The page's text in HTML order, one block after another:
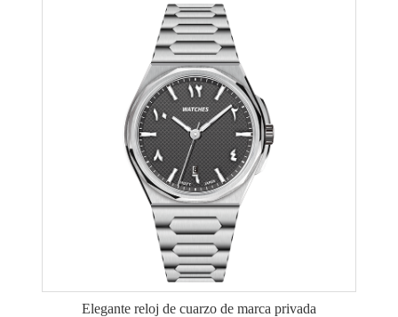
Elegante reloj de cuarzo de marca privada